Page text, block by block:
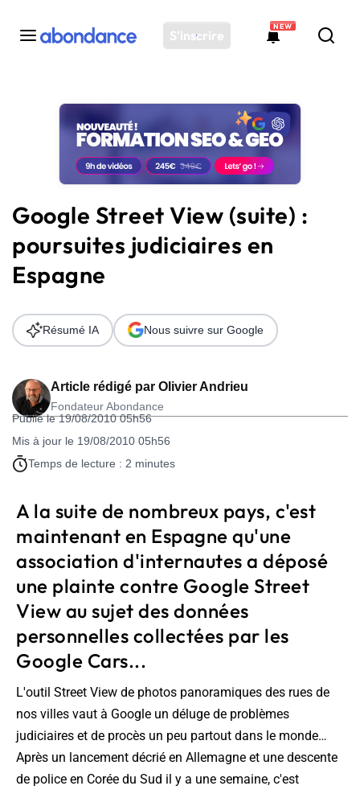
S'inscrire
NEW
Toutes les actus
Actus SEO
Plateforme
Solutions
Ressources
Audit SEO
Google Street View (suite) :
poursuites judiciaires en
Espagne
Article rédigé par Olivier Andrieu
Fondateur Abondance
Publié le 19/08/2010 05h56
Mis à jour le 19/08/2010 05h56
Temps de lecture : 2 minutes
Résumé IA Nous suivre sur Google
A la suite de nombreux pays, c'est
maintenant en Espagne qu'une
association d'internautes a déposé
une plainte contre Google Street
View au sujet des données
personnelles collectées par les
Google Cars...
L'outil Street View de photos panoramiques des rues de
nos villes vaut à Google un déluge de problèmes
judiciaires et de procès un peu partout dans le monde…
Après un lancement décrié en Allemagne et une descente
de police en Corée du Sud il y a une semaine, c'est